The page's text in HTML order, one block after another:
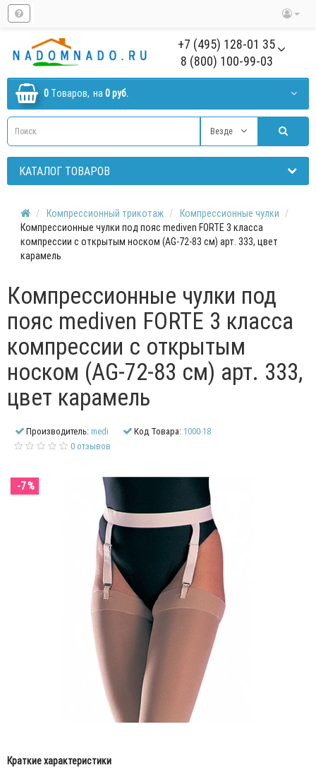
+7 (495) 128-01 35
8 (800) 100-99-03
0 Tоваров, на 0 руб.
Везде
КАТАЛОГ ТОВАРОВ
Компрессионный трикотаж
Компрессионные чулки
Компрессионные чулки под пояс mediven FORTE 3 класса
компрессии с открытым носком (AG-72-83 см) арт. 333, цвет
карамель
Компрессионные чулки под
пояс mediven FORTE 3 класса
компрессии с открытым
носком (AG-72-83 см) арт. 333,
цвет карамель
Производитель:medi Код Товара: 1000-18
0 отзывов
-7 %
Краткие характеристики